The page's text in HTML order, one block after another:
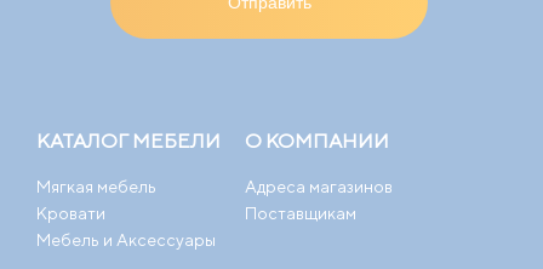
КАТАЛОГ МЕБЕЛИ
Мягкая мебель
Кровати
Мебель и Аксессуары
О КОМПАНИИ
Адреса магазинов
Поставщикам